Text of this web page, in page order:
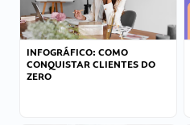
INFOGRÁFICO: COMO
CONQUISTAR CLIENTES DO
ZERO